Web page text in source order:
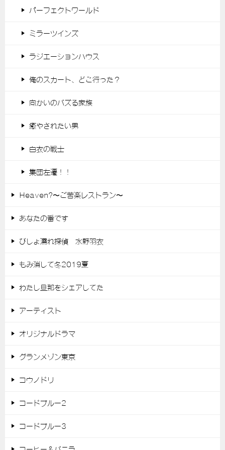
パーフェクトワールド
ミラーツインズ
ラジエーションハウス
俺のスカート、どこ行った？
向かいのバズる家族
癒やされたい男
白衣の戦士
集団左遷！！
Heaven?〜ご苦楽レストラン〜
あなたの番です
びしょ濡れ探偵 水野羽衣
もみ消して冬2019夏
わたし旦那をシェアしてた
アーティスト
オリジナルドラマ
グランメゾン東京
コウノドリ
コードブルー2
コードブルー3